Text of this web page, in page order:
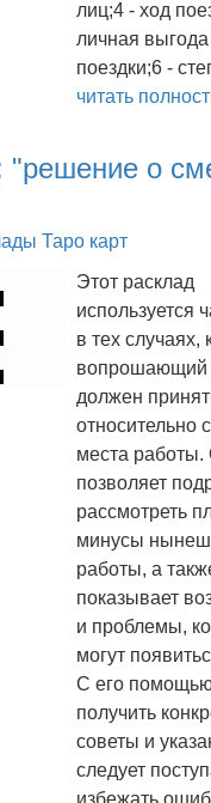
лиц;4 - ход
личная выгода
поездки;6 -
читать
"решение о
Таро карт
Этот расклад
используется
в тех случаях,
вопрошающий
должен
относительно
места работы.
позволяет
рассмотреть
минусы
работы, а
показывает
и проблемы,
могут
С его
получить
советы и
следует
избежать